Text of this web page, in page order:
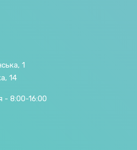
1
14
- 8:00-16:00